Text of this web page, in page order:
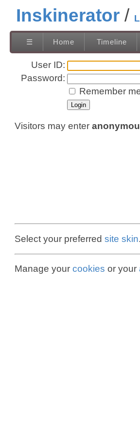
Inskinerator
☰ Home Timeline
User ID:
Password:
Remember
Visitors may enter
Select your preferred site skin.
Manage your cookies or your